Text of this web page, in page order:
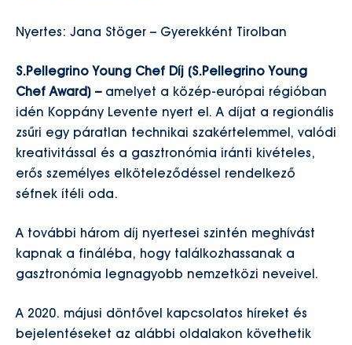
Nyertes: Jana Stöger – Gyerekként Tirolban
S.Pellegrino Young Chef Díj (S.Pellegrino Young
Chef Award) – amelyet a közép-európai régióban
idén Koppány Levente nyert el. A díjat a regionális
zsűri egy páratlan technikai szakértelemmel, valódi
kreativitással és a gasztronómia iránti kivételes,
erős személyes elköteleződéssel rendelkező
séfnek ítéli oda.
A további három díj nyertesei szintén meghívást
kapnak a fináléba, hogy találkozhassanak a
gasztronómia legnagyobb nemzetközi neveivel.
A 2020. májusi döntővel kapcsolatos híreket és
bejelentéseket az alábbi oldalakon követhetik